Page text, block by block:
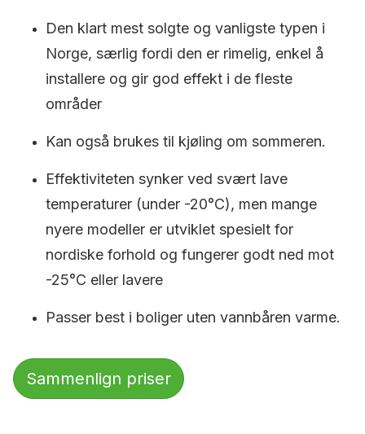
Den klart mest solgte og vanligste typen i
Norge, særlig fordi den er rimelig, enkel å
installere og gir god effekt i de fleste
områder
Kan også brukes til kjøling om sommeren.
Effektiviteten synker ved svært lave
temperaturer (under -20°C), men mange
nyere modeller er utviklet spesielt for
nordiske forhold og fungerer godt ned mot
-25°C eller lavere
Passer best i boliger uten vannbåren varme.
Sammenlign priser